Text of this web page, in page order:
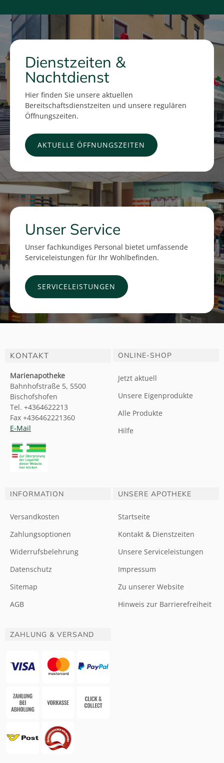
Dienstzeiten &
Nachtdienst
Hier finden Sie unsere aktuellen
Bereitschaftsdienstzeiten und unsere regulären
Öffnungszeiten.
AKTUELLE ÖFFNUNGSZEITEN
Unser Service
Unser fachkundiges Personal bietet umfassende
Serviceleistungen für Ihr Wohlbefinden.
SERVICELEISTUNGEN
KONTAKT
Marienapotheke
Bahnhofstraße 5, 5500
Bischofshofen
Tel. +4364622213
Fax +436462221360
E-Mail
ONLINE-SHOP
Jetzt aktuell
Unsere Eigenprodukte
Alle Produkte
Hilfe
INFORMATION
Versandkosten
Zahlungsoptionen
Widerrufsbelehrung
Datenschutz
Sitemap
AGB
UNSERE APOTHEKE
Startseite
Kontakt & Dienstzeiten
Unsere Serviceleistungen
Impressum
Zu unserer Website
Hinweis zur Barrierefreiheit
ZAHLUNG & VERSAND